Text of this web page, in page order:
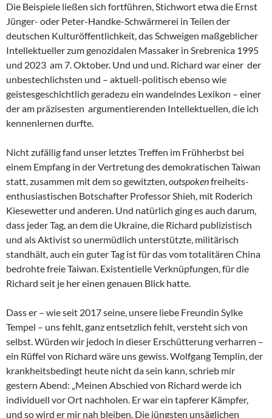
Die Beispiele ließen sich fortführen, Stichwort etwa die Ernst
Jünger- oder Peter-Handke-Schwärmerei in Teilen der
deutschen Kulturöffentlichkeit, das Schweigen maßgeblicher
Intellektueller zum genozidalen Massaker in Srebrenica 1995
und 2023 am 7. Oktober. Und und und. Richard war einer der
unbestechlichsten und – aktuell-politisch ebenso wie
geistesgeschichtlich geradezu ein wandelndes Lexikon – einer
der am präzisesten argumentierenden Intellektuellen, die ich
kennenlernen durfte.
Nicht zufällig fand unser letztes Treffen im Frühherbst bei
einem Empfang in der Vertretung des demokratischen Taiwan
statt, zusammen mit dem so gewitzten,outspokenfreiheits-
enthusiastischen Botschafter Professor Shieh, mit Roderich
Kiesewetter und anderen. Und natürlich ging es auch darum,
dass jeder Tag, an dem die Ukraine, die Richard publizistisch
und als Aktivist so unermüdlich unterstützte, militärisch
standhält, auch ein guter Tag ist für das vom totalitären China
bedrohte freie Taiwan. Existentielle Verknüpfungen, für die
Richard seit je her einen genauen Blick hatte.
Dass er – wie seit 2017 seine, unsere liebe Freundin Sylke
Tempel – uns fehlt, ganz entsetzlich fehlt, versteht sich von
selbst. Würden wir jedoch in dieser Erschütterung verharren –
ein Rüffel von Richard wäre uns gewiss. Wolfgang Templin, der
krankheitsbedingt heute nicht da sein kann, schrieb mir
gestern Abend: „Meinen Abschied von Richard werde ich
individuell vor Ort nachholen. Er war ein tapferer Kämpfer,
und so wird er mir nah bleiben. Die jüngsten unsäglichen